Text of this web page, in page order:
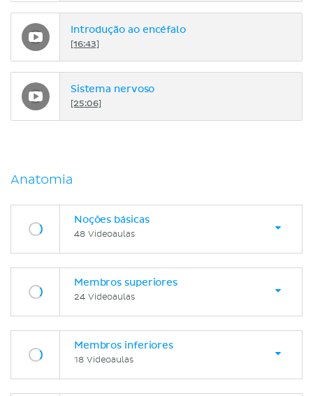
Introdução ao encéfalo
[16:43]
Sistema nervoso
[25:06]
Anatomia
Noções básicas
48 Videoaulas
Membros superiores
24 Videoaulas
Membros inferiores
18 Videoaulas